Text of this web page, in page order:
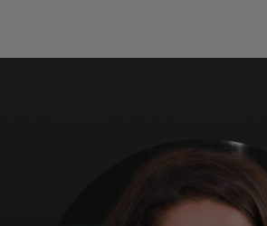
Voor de wereld
Voor vernieuwers